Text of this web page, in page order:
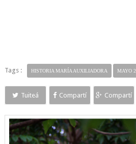
Tags : HISTORIA MARÍA AUXILIADORA MAYO
Tuiteá Compartí Compartí